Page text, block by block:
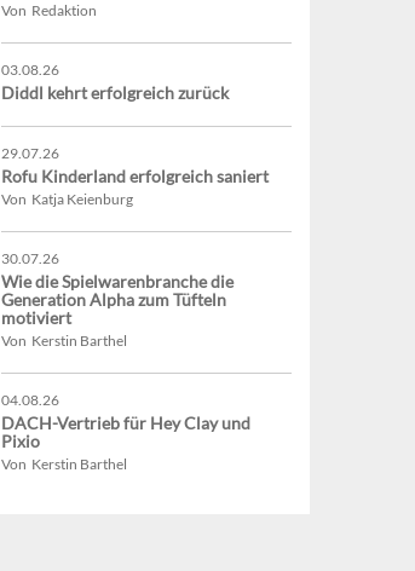
Von Redaktion
03.08.26
Diddl kehrt erfolgreich zurück
29.07.26
Rofu Kinderland erfolgreich saniert
Von Katja Keienburg
30.07.26
Wie die Spielwarenbranche die
Generation Alpha zum Tüfteln
motiviert
Von Kerstin Barthel
04.08.26
DACH-Vertrieb für Hey Clay und
Pixio
Von Kerstin Barthel